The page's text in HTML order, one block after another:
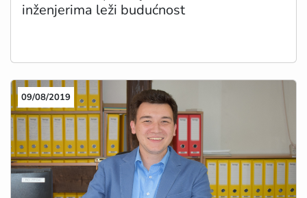
inženjerima leži budućnost
09/08/2019